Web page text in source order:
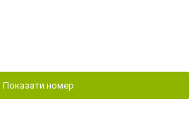
Показати номер